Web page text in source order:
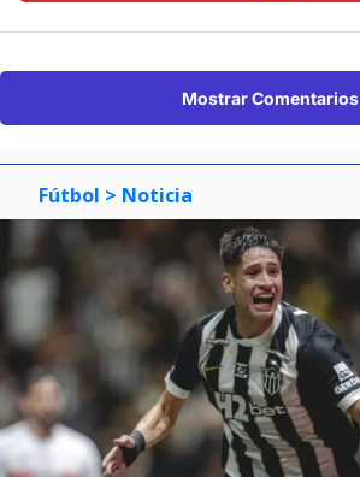
Mostrar Comentarios
Fútbol > Noticia